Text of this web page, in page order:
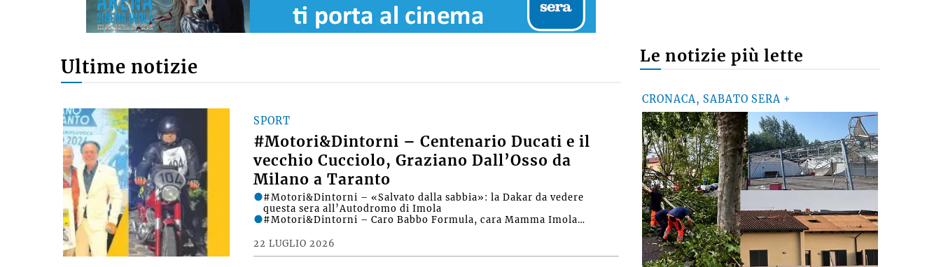
Ultime notizie
SPORT
#Motori&Dintorni – Centenario Ducati e il
vecchio Cucciolo, Graziano Dall’Osso da
Milano a Taranto
22 LUGLIO 2026
#Motori&Dintorni – «Salvato dalla sabbia»: la Dakar da vedere
questa sera all’Autodromo di Imola
#Motori&Dintorni – Caro Babbo Formula, cara Mamma Imola…
Le notizie più lette
CRONACA, SABATO SERA +